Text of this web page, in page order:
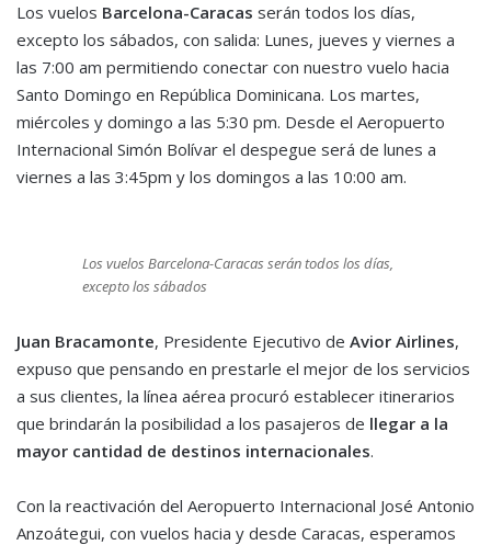
Los vuelos Barcelona-Caracas serán todos los días,
excepto los sábados, con salida: Lunes, jueves y viernes a
las 7:00 am permitiendo conectar con nuestro vuelo hacia
Santo Domingo en República Dominicana. Los martes,
miércoles y domingo a las 5:30 pm. Desde el Aeropuerto
Internacional Simón Bolívar el despegue será de lunes a
viernes a las 3:45pm y los domingos a las 10:00 am.
Los vuelos Barcelona-Caracas serán todos los días,
excepto los sábados
Juan Bracamonte, Presidente Ejecutivo de Avior Airlines,
expuso que pensando en prestarle el mejor de los servicios
a sus clientes, la línea aérea procuró establecer itinerarios
que brindarán la posibilidad a los pasajeros de llegar a la
mayor cantidad de destinos internacionales.
Con la reactivación del Aeropuerto Internacional José Antonio
Anzoátegui, con vuelos hacia y desde Caracas, esperamos